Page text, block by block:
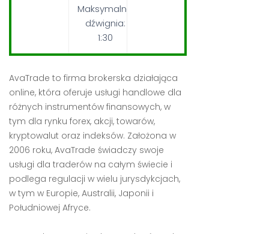
Maksymalna
dźwignia:
1:30
AvaTrade to firma brokerska działająca
online, która oferuje usługi handlowe dla
różnych instrumentów finansowych, w
tym dla rynku forex, akcji, towarów,
kryptowalut oraz indeksów. Założona w
2006 roku, AvaTrade świadczy swoje
usługi dla traderów na całym świecie i
podlega regulacji w wielu jurysdykcjach,
w tym w Europie, Australii, Japonii i
Południowej Afryce.